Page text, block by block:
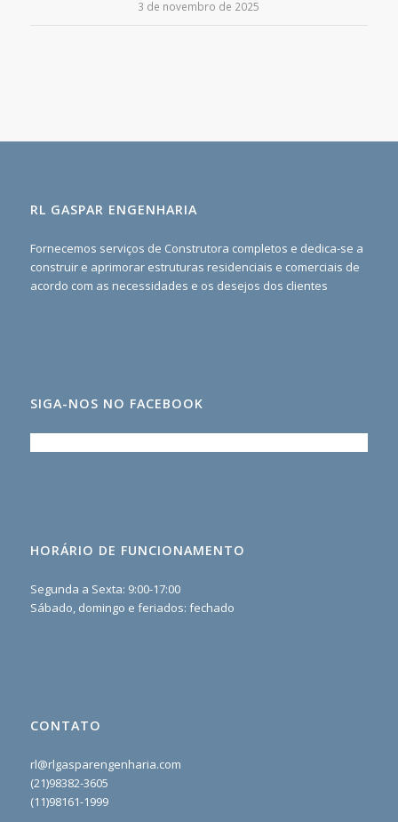
3 de novembro de 2025
RL GASPAR ENGENHARIA
Fornecemos serviços de Construtora completos e dedica-se a
construir e aprimorar estruturas residenciais e comerciais de
acordo com as necessidades e os desejos dos clientes
SIGA-NOS NO FACEBOOK
HORÁRIO DE FUNCIONAMENTO
Segunda a Sexta: 9:00-17:00
Sábado, domingo e feriados: fechado
CONTATO
rl@rlgasparengenharia.com
(21)98382-3605
(11)98161-1999